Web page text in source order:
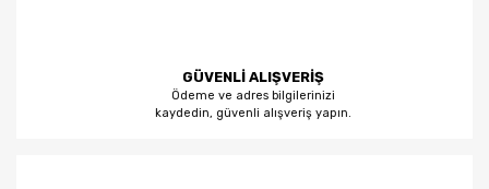
GÜVENLİ ALIŞVERİŞ
Ödeme ve adres bilgilerinizi
kaydedin, güvenli alışveriş yapın.